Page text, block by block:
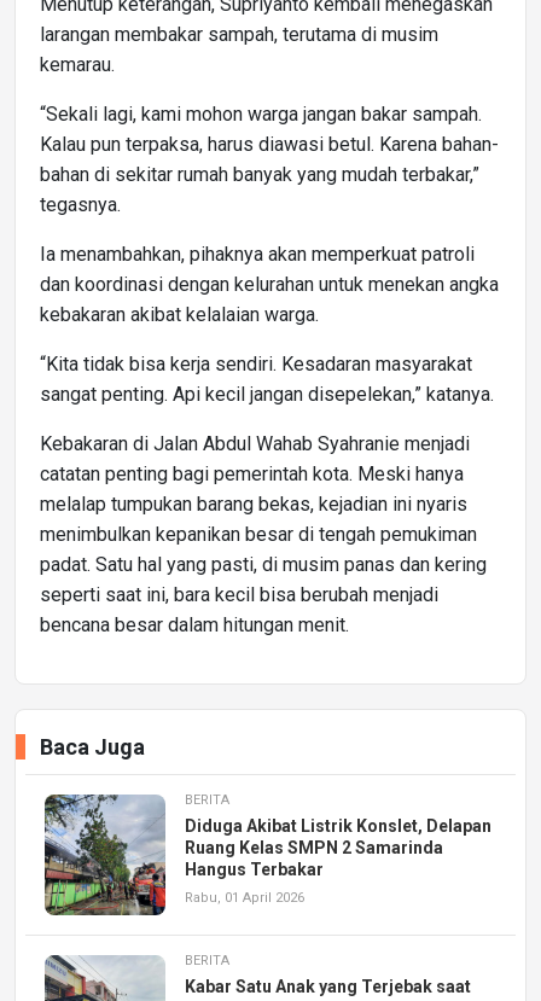
larangan membakar sampah, terutama di musim
kemarau.
“Sekali lagi, kami mohon warga jangan bakar sampah.
Kalau pun terpaksa, harus diawasi betul. Karena bahan-
bahan di sekitar rumah banyak yang mudah terbakar,”
tegasnya.
Ia menambahkan, pihaknya akan memperkuat patroli
dan koordinasi dengan kelurahan untuk menekan angka
kebakaran akibat kelalaian warga.
“Kita tidak bisa kerja sendiri. Kesadaran masyarakat
sangat penting. Api kecil jangan disepelekan,” katanya.
Kebakaran di Jalan Abdul Wahab Syahranie menjadi
catatan penting bagi pemerintah kota. Meski hanya
melalap tumpukan barang bekas, kejadian ini nyaris
menimbulkan kepanikan besar di tengah pemukiman
padat. Satu hal yang pasti, di musim panas dan kering
seperti saat ini, bara kecil bisa berubah menjadi
bencana besar dalam hitungan menit.
Baca Juga
BERITA
Diduga Akibat Listrik Konslet, Delapan
Ruang Kelas SMPN 2 Samarinda
Hangus Terbakar
Rabu, 01 April 2026
BERITA
Kabar Satu Anak yang Terjebak saat